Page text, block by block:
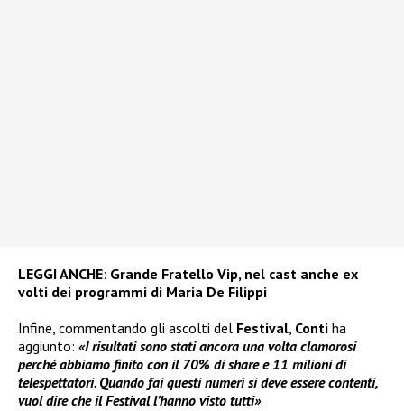
LEGGI ANCHE: Grande Fratello Vip, nel cast anche ex
volti dei programmi di Maria De Filippi
Infine, commentando gli ascolti del Festival, Conti ha
aggiunto: «I risultati sono stati ancora una volta clamorosi
perché abbiamo finito con il 70% di share e 11 milioni di
telespettatori. Quando fai questi numeri si deve essere contenti,
vuol dire che il Festival l’hanno visto tutti».